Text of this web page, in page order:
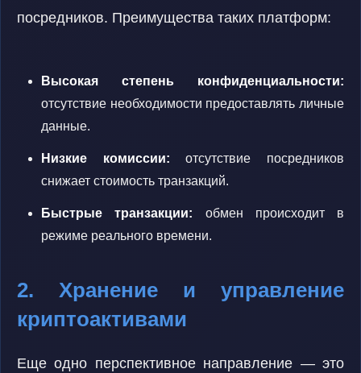
посредников. Преимущества таких платформ:
Высокая степень конфиденциальности:
отсутствие необходимости предоставлять личные
данные.
Низкие комиссии: отсутствие посредников
снижает стоимость транзакций.
Быстрые транзакции: обмен происходит в
режиме реального времени.
2. Хранение и управление
криптоактивами
Еще одно перспективное направление — это